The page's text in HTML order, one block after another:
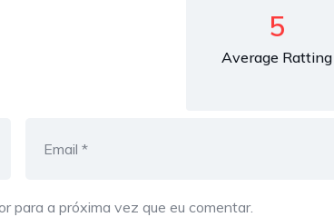
5
Average Ratting
para a próxima vez que eu comentar.